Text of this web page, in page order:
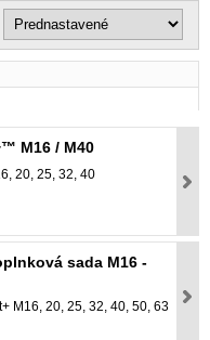
M16 / M40
20, 25, 32, 40
sada M16 -
M16, 20, 25, 32, 40, 50, 63